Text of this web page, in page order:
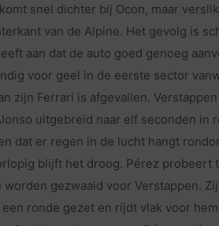
snel dichter bij Ocon, maar
van de Alpine. Het gevolg is
aan dat de auto goed genoeg
voor geel in de eerste sector
zijn Ferrari is afgevallen. Verstappen
uitgebreid naar elf seconden in
dat er regen in de lucht hangt
blijft het droog. Pérez probeert
gezwaaid voor Verstappen.
ronde gezet en rijdt vlak voor